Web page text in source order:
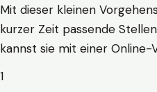
Mit dieser kleinen
kurzer Zeit passende
kannst sie mit einer
1